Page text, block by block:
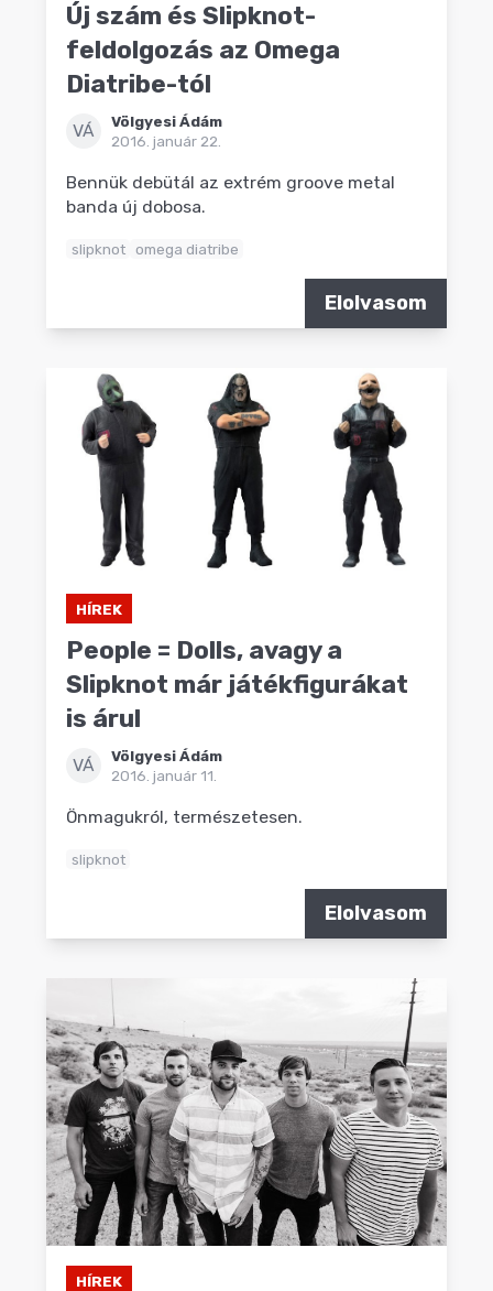
Új szám és Slipknot-
feldolgozás az Omega
Diatribe-tól
VÁ
Völgyesi Ádám
2016. január 22.
Bennük debütál az extrém groove metal
banda új dobosa.
slipknot omega diatribe
Elolvasom
HÍREK
People = Dolls, avagy a
Slipknot már játékfigurákat
is árul
VÁ
Völgyesi Ádám
2016. január 11.
Önmagukról, természetesen.
slipknot
Elolvasom
HÍREK